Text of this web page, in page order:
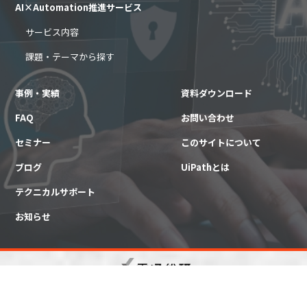
AI×Automation推進サービス
サービス内容
課題・テーマから探す
事例・実績
FAQ
セミナー
ブログ
テクニカルサポート
お知らせ
資料ダウンロード
お問い合わせ
このサイトについて
UiPathとは